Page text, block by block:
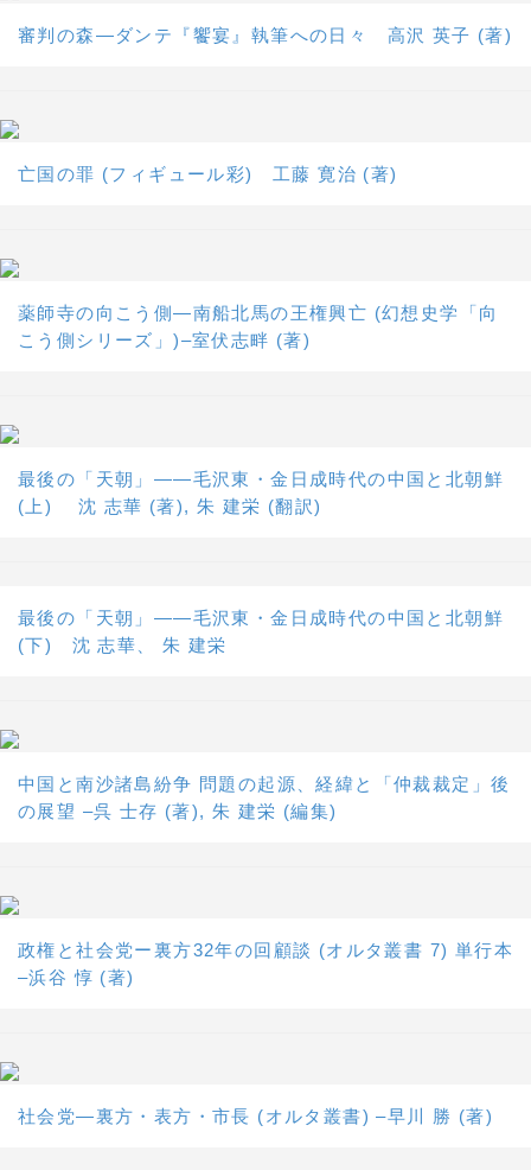
審判の森―ダンテ『饗宴』執筆への日々 高沢 英子 (著)
亡国の罪 (フィギュール彩) 工藤 寛治 (著)
薬師寺の向こう側―南船北馬の王権興亡 (幻想史学「向
こう側シリーズ」)–室伏志畔 (著)
最後の「天朝」――毛沢東・金日成時代の中国と北朝鮮
(上) 沈 志華 (著), 朱 建栄 (翻訳)
最後の「天朝」――毛沢東・金日成時代の中国と北朝鮮
(下) 沈 志華、 朱 建栄
中国と南沙諸島紛争 問題の起源、経緯と「仲裁裁定」後
の展望 –呉 士存 (著), 朱 建栄 (編集)
政権と社会党ー裏方32年の回顧談 (オルタ叢書 7) 単行本
–浜谷 惇 (著)
社会党―裏方・表方・市長 (オルタ叢書) –早川 勝 (著)